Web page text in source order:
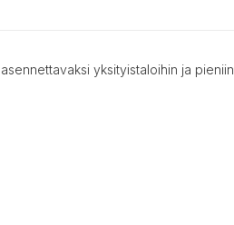
yksityistaloihin ja pieniin